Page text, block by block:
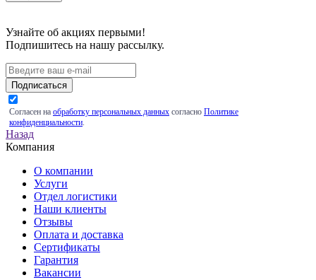
Узнайте об акциях первыми!
Подпишитесь на нашу рассылку.
Подписаться
Согласен на обработку персональных данных согласно Политике
конфиденциальности.
Назад
Компания
О компании
Услуги
Отдел логистики
Наши клиенты
Отзывы
Оплата и доставка
Сертификаты
Гарантия
Вакансии